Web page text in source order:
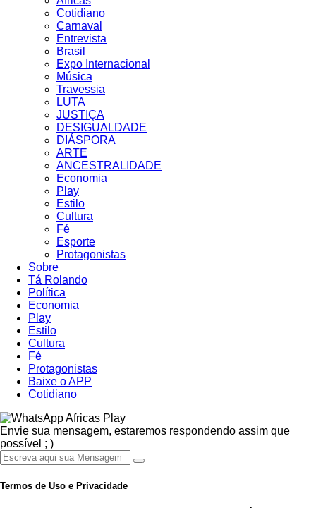
Cotidiano
Carnaval
Entrevista
Brasil
Expo Internacional
Música
Travessia
LUTA
JUSTIÇA
DESIGUALDADE
DIÁSPORA
ARTE
ANCESTRALIDADE
Economia
Play
Estilo
Cultura
Fé
Esporte
Protagonistas
Sobre
Tá Rolando
Política
Economia
Play
Estilo
Cultura
Fé
Protagonistas
Baixe o APP
Cotidiano
Africas Play
Envie sua mensagem, estaremos respondendo assim que
possível ; )
Termos de Uso e Privacidade